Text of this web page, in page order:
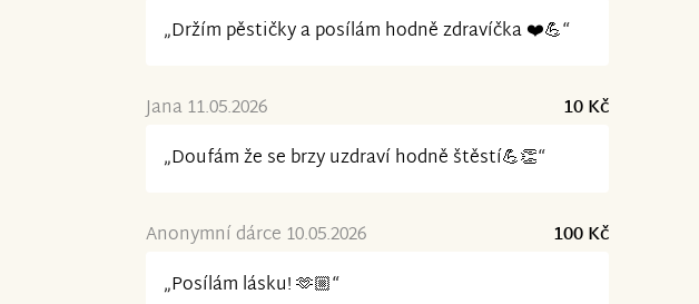
„Držím pěstičky a posílám hodně zdravíčka ❤️💪“
Jana 11.05.2026
10 Kč
„Doufám že se brzy uzdraví hodně štěstí💪👏“
Anonymní dárce 10.05.2026
100 Kč
„Posílám lásku! 🫶🏼“